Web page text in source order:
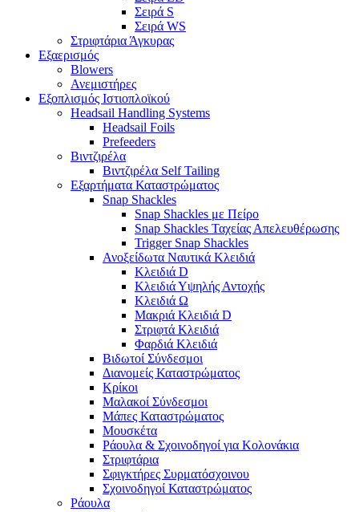
Σειρά S
Σειρά WS
Στριφτάρια Άγκυρας
Εξαερισμός
Blowers
Ανεμιστήρες
Εξοπλισμός Ιστιοπλοϊκού
Headsail Handling Systems
Headsail Foils
Prefeeders
Βιντζιρέλα
Βιντζιρέλα Self Tailing
Εξαρτήματα Καταστρώματος
Snap Shackles
Snap Shackles με Πείρο
Snap Shackles Ταχείας Απελευθέρωσης
Trigger Snap Shackles
Ανοξείδωτα Ναυτικά Κλειδιά
Κλειδιά D
Κλειδιά Υψηλής Αντοχής
Κλειδιά Ω
Μακριά Κλειδιά D
Στριφτά Κλειδιά
Φαρδιά Κλειδιά
Βιδωτοί Σύνδεσμοι
Διανομείς Καταστρώματος
Κρίκοι
Μαλακοί Σύνδεσμοι
Μάπες Καταστρώματος
Μουσκέτα
Ράουλα & Σχοινοδηγοί για Κολονάκια
Στριφτάρια
Σφιγκτήρες Συρματόσχοινου
Σχοινοδηγοί Καταστρώματος
Ράουλα